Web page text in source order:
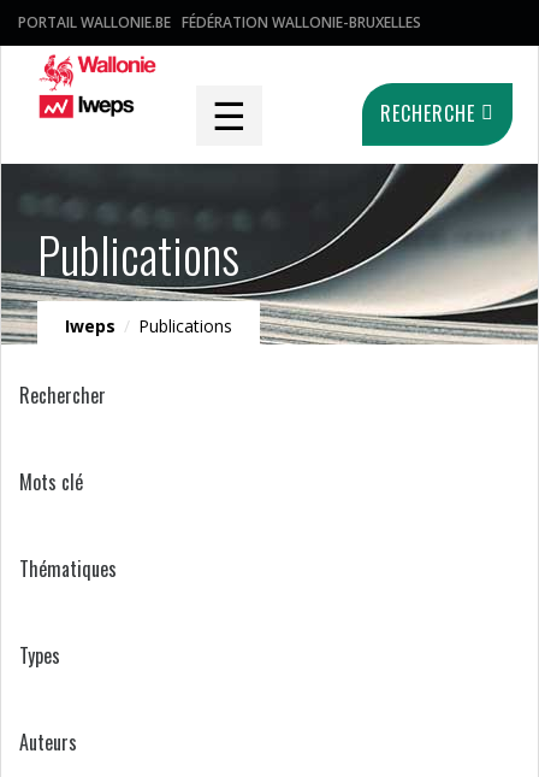
PORTAIL WALLONIE.BE FÉDÉRATION WALLONIE-BRUXELLES
☰ RECHERCHE
Publications
Iweps / Publications
Rechercher
Mots clé
Thématiques
Types
Auteurs